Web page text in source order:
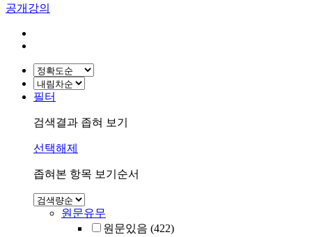
공개강의
필터
검색결과 좁혀 보기
선택해제
좁혀본 항목 보기순서
원문유무
원문있음 (422)